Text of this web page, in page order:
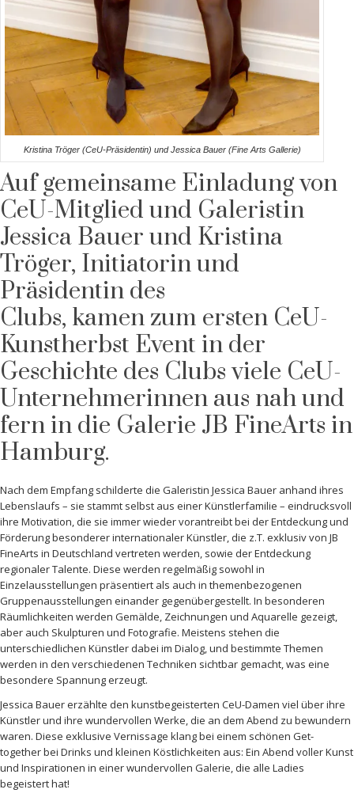
Kristina Tröger (CeU-Präsidentin) und Jessica Bauer (Fine Arts Gallerie)
Auf gemeinsame Einladung von
CeU-Mitglied und Galeristin
Jessica Bauer und Kristina
Tröger, Initiatorin und
Präsidentin des
Clubs, kamen zum ersten CeU-
Kunstherbst Event in der
Geschichte des Clubs viele CeU-
Unternehmerinnen aus nah und
fern in die Galerie JB FineArts in
Hamburg.
Nach dem Empfang schilderte die Galeristin Jessica Bauer anhand ihres
Lebenslaufs – sie stammt selbst aus einer Künstlerfamilie – eindrucksvoll
ihre Motivation, die sie immer wieder vorantreibt bei der Entdeckung und
Förderung besonderer internationaler Künstler, die z.T. exklusiv von JB
FineArts in Deutschland vertreten werden, sowie der Entdeckung
regionaler Talente. Diese werden regelmäßig sowohl in
Einzelausstellungen präsentiert als auch in themenbezogenen
Gruppenausstellungen einander gegenübergestellt. In besonderen
Räumlichkeiten werden Gemälde, Zeichnungen und Aquarelle gezeigt,
aber auch Skulpturen und Fotografie. Meistens stehen die
unterschiedlichen Künstler dabei im Dialog, und bestimmte Themen
werden in den verschiedenen Techniken sichtbar gemacht, was eine
besondere Spannung erzeugt.
Jessica Bauer erzählte den kunstbegeisterten CeU-Damen viel über ihre
Künstler und ihre wundervollen Werke, die an dem Abend zu bewundern
waren. Diese exklusive Vernissage klang bei einem schönen Get-
together bei Drinks und kleinen Köstlichkeiten aus: Ein Abend voller Kunst
und Inspirationen in einer wundervollen Galerie, die alle Ladies
begeistert hat!